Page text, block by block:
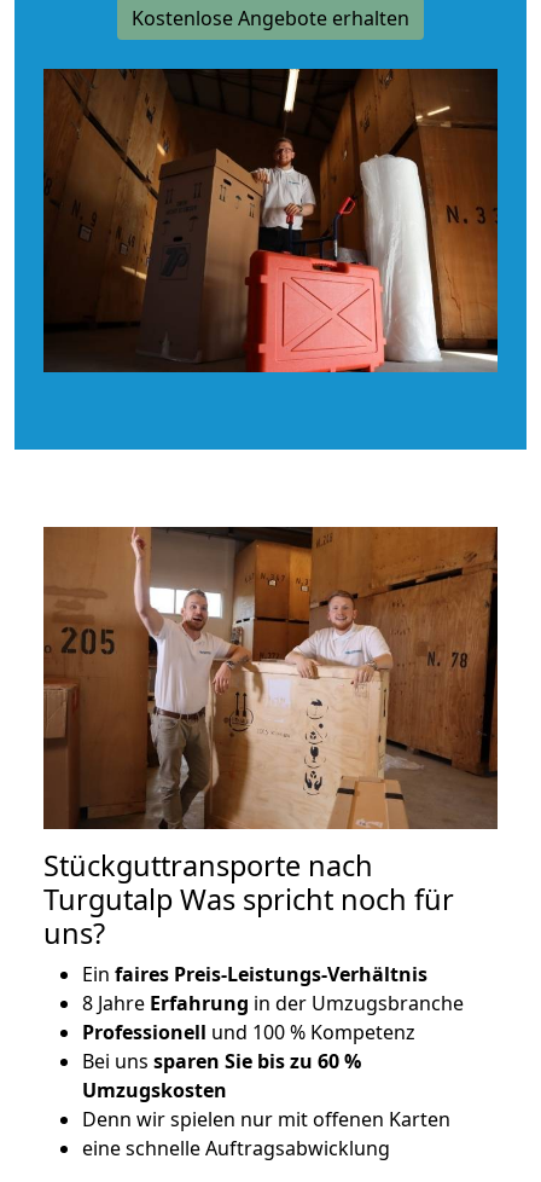
Kostenlose Angebote erhalten
Stückguttransporte nach
Turgutalp Was spricht noch für
uns?
Ein faires Preis-Leistungs-Verhältnis
8 Jahre Erfahrung in der Umzugsbranche
Professionell und 100 % Kompetenz
Bei uns sparen Sie bis zu 60 %
Umzugskosten
Denn wir spielen nur mit offenen Karten
eine schnelle Auftragsabwicklung